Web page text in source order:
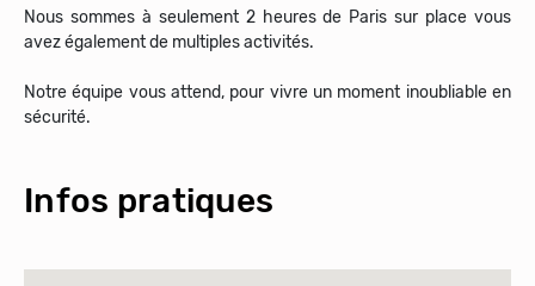
Nous sommes à seulement 2 heures de Paris sur place vous
avez également de multiples activités.
Notre équipe vous attend, pour vivre un moment inoubliable en
sécurité.
Infos pratiques